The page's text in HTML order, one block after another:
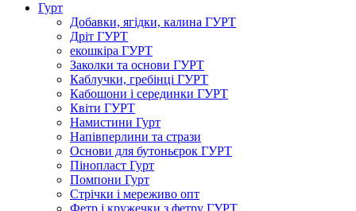
Гурт
Добавки, ягідки, калина ГУРТ
Дріт ГУРТ
екошкіра ГУРТ
Заколки та основи ГУРТ
Каблучки, гребінці ГУРТ
Кабошони і серединки ГУРТ
Квіти ГУРТ
Намистини Гурт
Напівперлини та стрази
Основи для бутоньєрок ГУРТ
Пінопласт Гурт
Помпони Гурт
Стрічки і мереживо опт
Фетр і кружечки з фетру ГУРТ